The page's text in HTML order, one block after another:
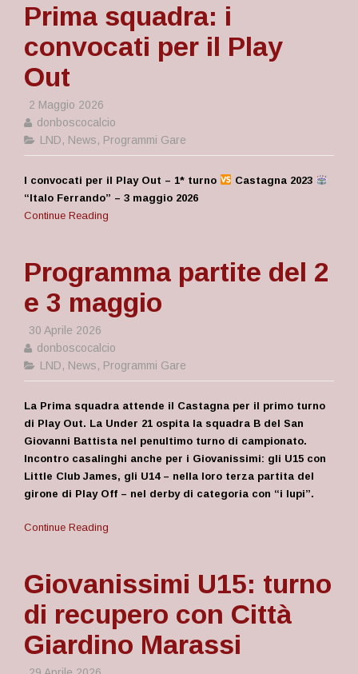
Prima squadra: i
convocati per il Play
Out
2 Maggio 2026
donboscocalcio
LND, News, Programmi Gare
I convocati per il Play Out – 1* turno
Castagna 2023
“Italo Ferrando” – 3 maggio 2026
Continue Reading
Programma partite del 2
e 3 maggio
30 Aprile 2026
donboscocalcio
LND, News, Programmi Gare
La Prima squadra attende il Castagna per il primo turno
di Play Out. La Under 21 ospita la squadra B del San
Giovanni Battista nel penultimo turno di campionato.
Incontro casalinghi anche per i Giovanissimi: gli U15 con
Little Club James, gli U14 – nella loro terza partita del
girone di Play Off – nel derby di categoria con “i lupi”.
Continue Reading
Giovanissimi U15: turno
di recupero con Città
Giardino Marassi